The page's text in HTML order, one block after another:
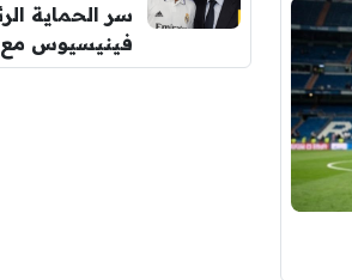
سر الحماية
فينيسيوس مع